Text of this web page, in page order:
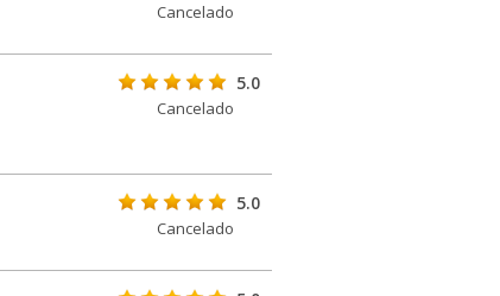
Cancelado
5.0
Cancelado
5.0
Cancelado